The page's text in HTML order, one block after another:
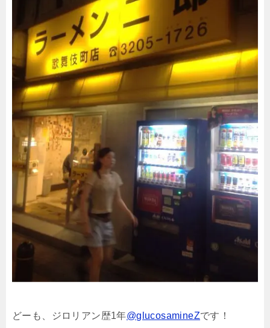
どーも、ジロリアン歴1年@glucosamineZです！